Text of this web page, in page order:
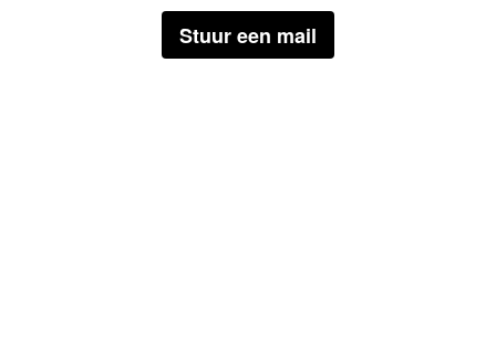
Stuur een mail